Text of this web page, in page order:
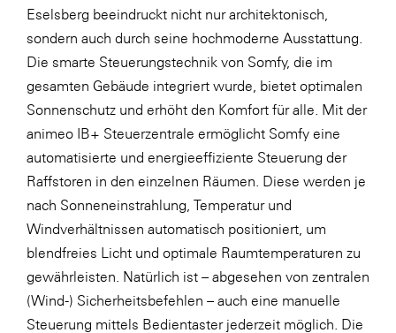
Sony DADC
SPIEGLTEC
STIHL Tirol
Trend Micro
TAG GmbH
VALETTA
Verband Druck Medien Österreich
Wirtschaftskammer Salzburg
WKS Fachgruppe Fahrzeughandel und
Fahrzeugtechnik
WKS Fachgruppe Finanzdienstleister
Eselsberg beeindruckt nicht nur architektonisch,
sondern auch durch seine hochmoderne Ausstattung.
Die smarte Steuerungstechnik von Somfy, die im
gesamten Gebäude integriert wurde, bietet optimalen
Sonnenschutz und erhöht den Komfort für alle. Mit der
animeo IB+ Steuerzentrale ermöglicht Somfy eine
automatisierte und energieeffiziente Steuerung der
Raffstoren in den einzelnen Räumen. Diese werden je
nach Sonneneinstrahlung, Temperatur und
Windverhältnissen automatisch positioniert, um
blendfreies Licht und optimale Raumtemperaturen zu
gewährleisten. Natürlich ist – abgesehen von zentralen
(Wind-) Sicherheitsbefehlen – auch eine manuelle
Steuerung mittels Bedientaster jederzeit möglich. Die